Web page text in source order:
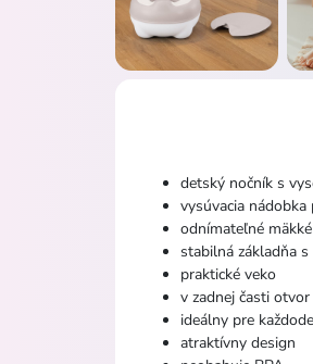
detský nočník s
vysúvacia
odnímateľné
stabilná základňa
praktické veko
v zadnej časti
ideálny pre
atraktívny design